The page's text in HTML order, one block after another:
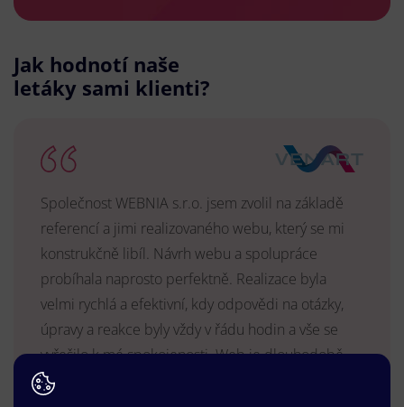
Jak hodnotí naše
letáky sami klienti?
Společnost WEBNIA s.r.o. jsem zvolil na základě
referencí a jimi realizovaného webu, který se mi
konstrukčně libíl. Návrh webu a spolupráce
probíhala naprosto perfektně. Realizace byla
velmi rychlá a efektivní, kdy odpovědi na otázky,
úpravy a reakce byly vždy v řádu hodin a vše se
vyřešilo k mé spokojenosti. Web je dlouhodobě
vyhovující, stabilní, průběžně upravován a podílí se